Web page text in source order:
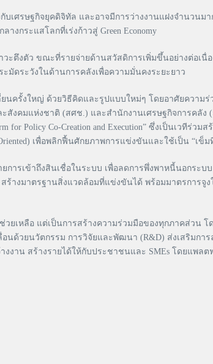
ศรษฐกิจยุคดิจิทัล และอาจมีการว่างงานแฝงจำนวนม
งกระแสโลกที่เร่งก้าวสู่ Green Economy
ตึงตัว ขณะที่รายจ่ายด้านสวัสดิการเพิ่มขึ้นอย่างต่อเนื่
มัดระวังในด้านการคลังเพื่อความมั่นคงระยะยาว
นครั้งใหญ่ ด้วยวิธีคิดและรูปแบบใหม่ๆ โดยอาศัยความ
งคมแห่งชาติ (สศช.) และสำนักงานเศรษฐกิจการคลัง
Policy Co-Creation and Execution” ซึ่งเป็นเวทีร่วม
เพื่อพลิกฟื้นศักยภาพการแข่งขันและใช้เป็น “เข็ม
ารเข้าถึงสินเชื่อในระบบ เพื่อลดการพึ่งพาหนี้นอกระบ
างมาตรฐานสิ่งแวดล้อมที่แข่งขันได้ พร้อมมาตรการจู
ยเหลือ แต่เป็นการสร้างความร่วมมือของทุกภาคส่วน โ
นด้วยนวัตกรรม การวิจัยและพัฒนา (R&D) ส่งเสริมกา
งาน สร้างรายได้ให้กับประชาชนและ SMEs โดยแพล